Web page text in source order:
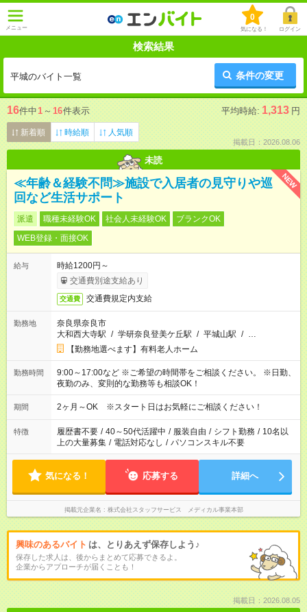
メニュー
0
気になる！ ログイン
検索結果
平城のバイト一覧 条件の変更
16件中1 ～ 16件表示 平均時給: 1,313 円
新着順 時給順 人気順
掲載日：2026.08.06
未読
NEW
≪年齢＆経験不問≫施設で入居者の見守りや巡
回など生活サポート
派遣 職種未経験OK 社会人未経験OK
ブランクOK
WEB登録・面接OK
給与
時給1200円～
交通費別途支給あり
交通費 交通費規定内支給
勤務地
奈良県奈良市
大和西大寺駅 / 学研奈良登美ケ丘駅 / 平城山駅 / …
【勤務地選べます】有料老人ホーム
勤務時間
9:00～17:00など ※ご希望の時間帯をご相談ください。 ※日勤、
夜勤のみ、変則的な勤務等も相談OK！
期間 2ヶ月～OK ※スタート日はお気軽にご相談ください！
特徴 履歴書不要 / 40～50代活躍中 / 服装自由 / シフト勤務 / 10名以
上の大量募集 / 電話対応なし / パソコンスキル不要
気になる！ 応募する 詳細へ
掲載元企業名 株式会社スタッフサービス メディカル事業本部
興味のあるバイト は、とりあえず保存しよう♪
保存した求人は、後からまとめて応募できるよ。
企業からアプローチが届くことも！
掲載日：2026.08.05